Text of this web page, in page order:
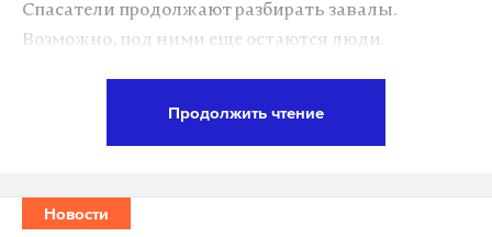
Спасатели продолжают разбирать завалы.
Возможно, под ними еще остаются люди.
Предварительной причиной называют
Продолжить чтение
Новости